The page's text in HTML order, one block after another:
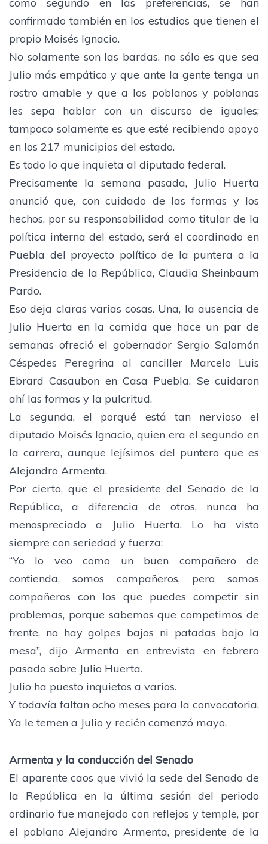
confirmado también en los estudios que tienen el
propio Moisés Ignacio.
No solamente son las bardas, no sólo es que sea
Julio más empático y que ante la gente tenga un
rostro amable y que a los poblanos y poblanas
les sepa hablar con un discurso de iguales;
tampoco solamente es que esté recibiendo apoyo
en los 217 municipios del estado.
Es todo lo que inquieta al diputado federal.
Precisamente la semana pasada, Julio Huerta
anunció que, con cuidado de las formas y los
hechos, por su responsabilidad como titular de la
política interna del estado, será el coordinado en
Puebla del proyecto político de la puntera a la
Presidencia de la República, Claudia Sheinbaum
Pardo.
Eso deja claras varias cosas. Una, la ausencia de
Julio Huerta en la comida que hace un par de
semanas ofreció el gobernador Sergio Salomón
Céspedes Peregrina al canciller Marcelo Luis
Ebrard Casaubon en Casa Puebla. Se cuidaron
ahí las formas y la pulcritud.
La segunda, el porqué está tan nervioso el
diputado Moisés Ignacio, quien era el segundo en
la carrera, aunque lejísimos del puntero que es
Alejandro Armenta.
Por cierto, que el presidente del Senado de la
República, a diferencia de otros, nunca ha
menospreciado a Julio Huerta. Lo ha visto
siempre con seriedad y fuerza:
“Yo lo veo como un buen compañero de
contienda, somos compañeros, pero somos
compañeros con los que puedes competir sin
problemas, porque sabemos que competimos de
frente, no hay golpes bajos ni patadas bajo la
mesa”, dijo Armenta en entrevista en febrero
pasado sobre Julio Huerta.
Julio ha puesto inquietos a varios.
Y todavía faltan ocho meses para la convocatoria.
Ya le temen a Julio y recién comenzó mayo.
Armenta y la conducción del Senado
El aparente caos que vivió la sede del Senado de
la República en la última sesión del periodo
ordinario fue manejado con reflejos y temple, por
el poblano Alejandro Armenta, presidente de la